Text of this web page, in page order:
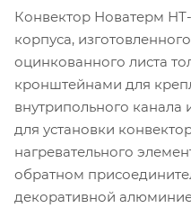
Конвектор Новатерм
корпуса,
оцинкованного листа
кронштейнами для
внутрипольного
для установки
нагревательного
обратном
декоративной